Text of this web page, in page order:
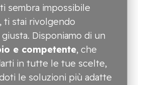
sembra impossibile
ti stai rivolgendo
giusta. Disponiamo di un
e competente, che
in tutte le tue scelte,
le soluzioni più adatte